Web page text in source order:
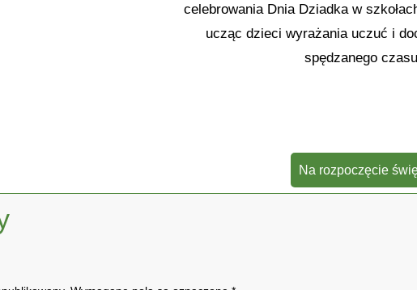
celebrowania Dnia Dziadka w
ucząc dzieci wyrażania uczuć i
spędzanego
Na rozpoczęcie